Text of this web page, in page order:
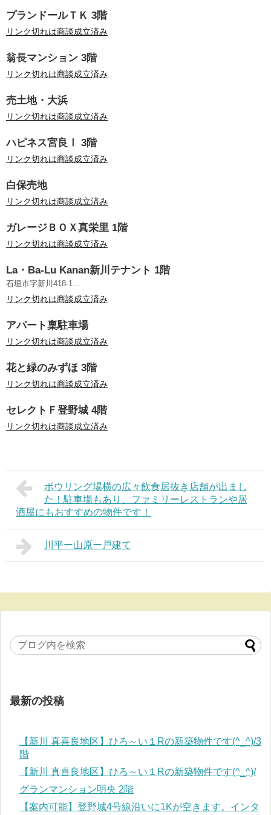
プランドールＴＫ 3階
リンク切れは商談成立済み
翁長マンション 3階
リンク切れは商談成立済み
売土地・大浜
リンク切れは商談成立済み
ハピネス宮良Ⅰ 3階
リンク切れは商談成立済み
白保売地
リンク切れは商談成立済み
ガレージＢＯＸ真栄里 1階
リンク切れは商談成立済み
La・Ba-Lu Kanan新川テナント 1階
石垣市字新川418-1...
リンク切れは商談成立済み
アパート稟駐車場
リンク切れは商談成立済み
花と緑のみずほ 3階
リンク切れは商談成立済み
セレクトＦ登野城 4階
リンク切れは商談成立済み
ボウリング場横の広々飲食居抜き店舗が出まし
た！駐車場もあり、ファミリーレストランや居
酒屋にもおすすめの物件です！
川平ー山原ー戸建て
最新の投稿
【新川 真喜良地区】ひろ～い１Rの新築物件です(^_^)/3
階
【新川 真喜良地区】ひろ～い１Rの新築物件です(^_^)/
グランマンション明央 2階
【案内可能】登野城4号線沿いに1Kが空きます。インタ